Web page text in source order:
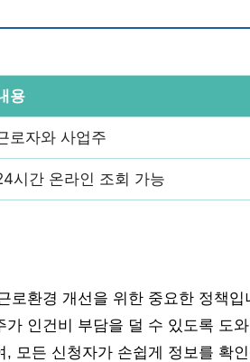
용
로자와 사업주
시간 온라인 조회 가능
로환경 개선을 위한 중요한 정책
인건비 부담을 덜 수 있도록 도
모든 신청자가 손쉽게 정보를 확